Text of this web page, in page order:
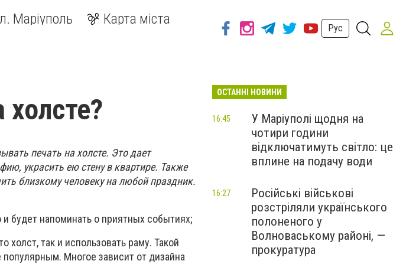
Маріуполь Карта міста
Рус
печать на холсте. Это дает
украсить ею стену в квартире. Также
близкому человеку на любой праздник.
будет напоминать о приятных событиях;
холст, так и использовать раму. Такой
Многое зависит от дизайна
ОСТАННІ НОВИНИ
У Маріуполі щодня на
чотири години
відключатимуть світло: це
вплине на подачу води
16:45
Російські військові
розстріляли українського
полоненого у
Волноваському районі, —
прокуратура
16:27